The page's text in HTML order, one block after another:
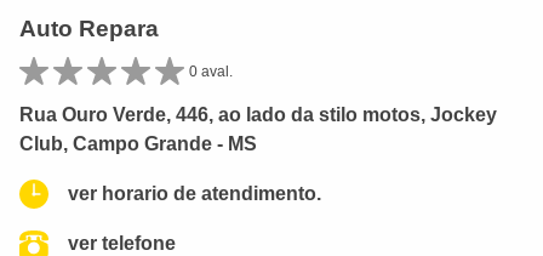
Auto Repara
0 aval.
Rua Ouro Verde, 446, ao lado da stilo motos, Jockey
Club, Campo Grande - MS
ver horario de atendimento.
ver telefone